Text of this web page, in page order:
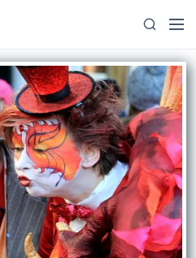
S
e
a
r
c
h
M
n
u